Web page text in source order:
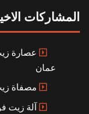
المشاركات
عصارة
عمان
مصفاة
آلة زيت